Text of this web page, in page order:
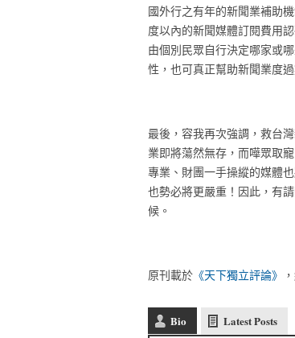
國外行之有年的新聞業補助
度以內的新聞媒體訂閱費用
由個別民眾自行決定哪家或
性，也可真正幫助新聞業度
最後，容我再次強調，救台
業即將蕩然無存，而嘩眾取
專業、財團一手操縱的媒體
也勢必將更嚴重！因此，有
候。
原刊載於 《天下獨立評論》
Bio Latest Posts